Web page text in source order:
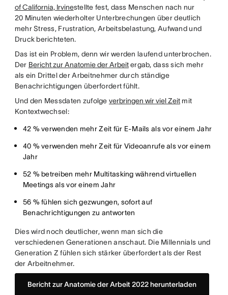
of California, Irvinestellte fest, dass Menschen nach nur
20 Minuten wiederholter Unterbrechungen über deutlich
mehr Stress, Frustration, Arbeitsbelastung, Aufwand und
Druck berichteten.
Das ist ein Problem, denn wir werden laufend unterbrochen.
Der Bericht zur Anatomie der Arbeitergab, dass sich mehr
als ein Drittel der Arbeitnehmer durch ständige
Benachrichtigungen überfordert fühlt.
Und den Messdaten zufolge verbringen wir viel Zeitmit
Kontextwechsel:
42 % verwenden mehr Zeit für E-Mails als vor einem Jahr
40 % verwenden mehr Zeit für Videoanrufe als vor einem
Jahr
52 % betreiben mehr Multitasking während virtuellen
Meetings als vor einem Jahr
56 % fühlen sich gezwungen, sofort auf
Benachrichtigungen zu antworten
Dies wird noch deutlicher, wenn man sich die
verschiedenen Generationen anschaut. Die Millennials und
Generation Z fühlen sich stärker überfordert als der Rest
der Arbeitnehmer.
Bericht zur Anatomie der Arbeit 2022 herunterladen